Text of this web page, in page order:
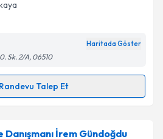
Haritada Göster
Sk. 2/A, 06510
Randevu Talep Et
Talebi
Sinanoğluiçin randevu
Danışmanı İrem Gündoğdu